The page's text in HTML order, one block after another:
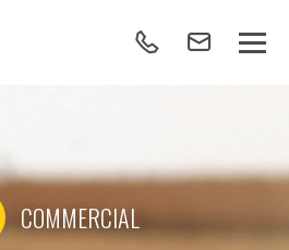
COMMERCIAL